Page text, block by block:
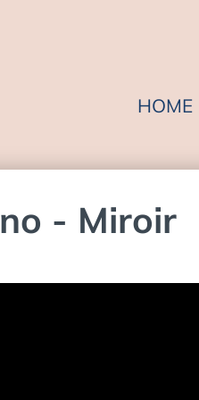
HOME
- Miroir